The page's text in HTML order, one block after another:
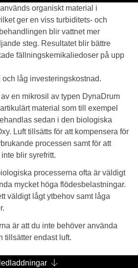
organiskt material i
ger en viss turbiditets- och
blir vattnet mer
steg. Resultatet blir bättre
fällningskemikaliedoser på upp
låg investeringskostnad.
en mikrosil av typen DynaDrum
material som till exempel
sedan i den biologiska
Luft tillsätts för att kompensera för
processen samt för att
blir syrefritt.
processerna ofta är väldigt
mycket höga flödesbelastningar.
väldigt lågt ytbehov samt låga
är att du inte behöver använda
tillsätter endast luft.